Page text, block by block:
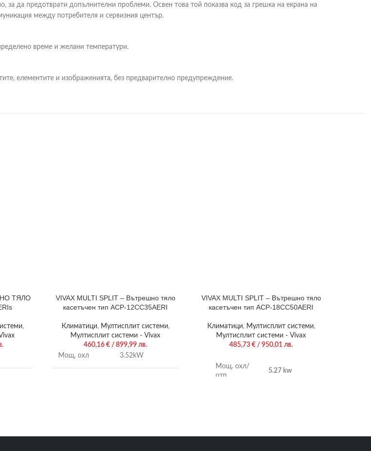
за да предотврати допълнителни проблеми. Освен това той показва код за грешка на екрана на
между потребителя и сервизния център.
време и желани температури.
елементите и изображенията, без предварително предупреждение.
ТЯЛО
,
VIVAX MULTI SPLIT – Вътрешно тяло
касетъчен тип ACP-12CC35AERI
Климатици, Мултисплит системи,
Мултисплит системи - Vivax
460,16 € / 899,99 лв.
Мощ. охл
3.52kW
VIVAX MULTI SPLIT – Вътрешно тяло
касетъчен тип ACP-18CC50AERI
Климатици, Мултисплит системи,
Мултисплит системи - Vivax
485,73 € / 950,01 лв.
Мощ. охл/
отп.
5.27 kw